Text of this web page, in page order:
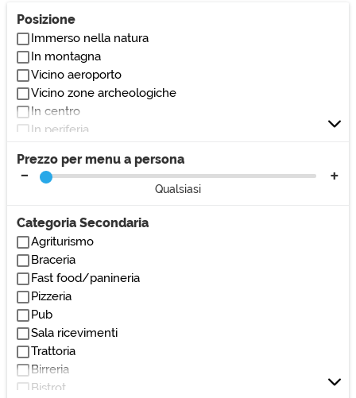
Posizione
Immerso nella natura
In montagna
Vicino aeroporto
Vicino zone archeologiche
In centro
In periferia
Vicino al mare
Vicino autostrada
Vicino monumenti/zone di interesse
Vicino ospedali/cliniche
Vicino parchi/giardini
Vicino stadio
Vicino stazione
Vicino teatri/cinema
Vicino università
Prezzo per menu a persona
Qualsiasi
Categoria Secondaria
Agriturismo
Braceria
Fast food/panineria
Pizzeria
Pub
Sala ricevimenti
Trattoria
Birreria
Bistrot